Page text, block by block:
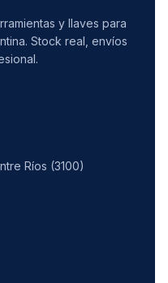
y llaves para
Stock real, envíos
Ríos (3100)